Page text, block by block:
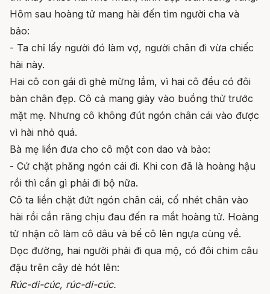
Hôm sau hoàng tử mang hài đến tìm người cha và
bảo:
- Ta chỉ lấy người đó làm vợ, người chân đi vừa chiếc
hài này.
Hai cô con gái dì ghẻ mừng lắm, vì hai cô đều có đôi
bàn chân đẹp. Cô cả mang giày vào buồng thử trước
mặt mẹ. Nhưng cô không đút ngón chân cái vào được
vì hài nhỏ quá.
Bà mẹ liền đưa cho cô một con dao và bảo:
- Cứ chặt phăng ngón cái đi. Khi con đã là hoàng hậu
rồi thì cần gì phải đi bộ nữa.
Cô ta liền chặt đứt ngón chân cái, cố nhét chân vào
hài rồi cắn răng chịu đau đến ra mắt hoàng tử. Hoàng
tử nhận cô làm cô dâu và bế cô lên ngựa cùng về.
Dọc đường, hai người phải đi qua mộ, có đôi chim câu
đậu trên cây dẻ hót lên:
Rúc-di-cúc, rúc-di-cúc.